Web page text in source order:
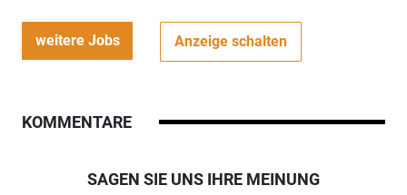
weitere Jobs Anzeige schalten
KOMMENTARE
SAGEN SIE UNS IHRE MEINUNG